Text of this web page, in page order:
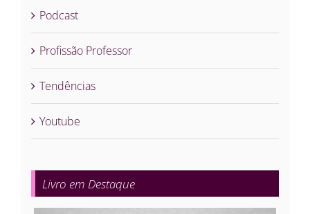
Podcast
Profissão Professor
Tendências
Youtube
Livro em Destaque